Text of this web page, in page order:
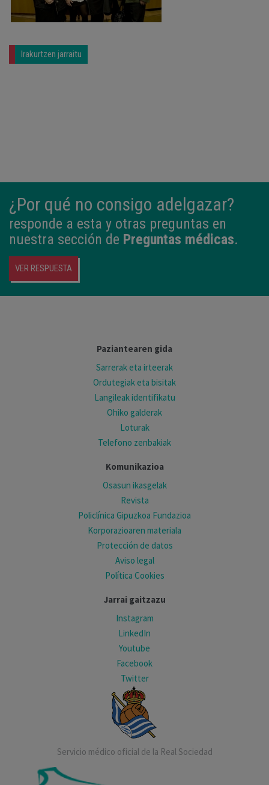
Irakurtzen jarraitu
¿Por qué no consigo adelgazar?
responde a esta y otras preguntas en
nuestra sección de Preguntas médicas.
VER RESPUESTA
Paziantearen gida
Sarrerak eta irteerak
Ordutegiak eta bisitak
Langileak identifikatu
Ohiko galderak
Loturak
Telefono zenbakiak
Komunikazioa
Osasun ikasgelak
Revista
Policlínica Gipuzkoa Fundazioa
Korporazioaren materiala
Protección de datos
Aviso legal
Política Cookies
Jarrai gaitzazu
Instagram
LinkedIn
Youtube
Facebook
Twitter
Servicio médico oficial de la Real Sociedad